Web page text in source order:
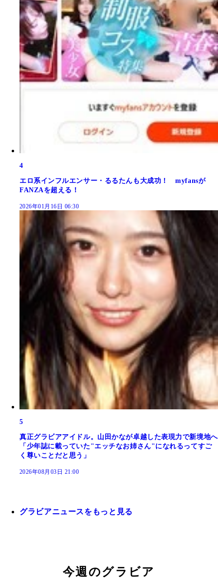
4
エロ系インフルエンサー・るるたんも大成功！ myfansが
FANZAを超える！
2026年01月16日 06:30
5
真正グラビアアイドル。山田かなが卓越した表現力で新境地へ
「少年誌に載っていた"エッチなお姉さん"になれるってすご
く尊いことだと思う」
2026年08月03日 21:00
グラビアニュースをもっと見る
今週のグラビア